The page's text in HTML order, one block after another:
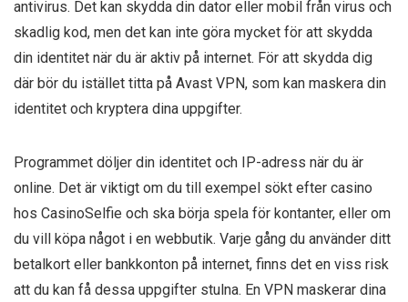
antivirus. Det kan skydda din dator eller mobil från virus och
skadlig kod, men det kan inte göra mycket för att skydda
din identitet när du är aktiv på internet. För att skydda dig
där bör du istället titta på Avast VPN, som kan maskera din
identitet och kryptera dina uppgifter.
Programmet döljer din identitet och IP-adress när du är
online. Det är viktigt om du till exempel sökt efter casino
hos CasinoSelfie och ska börja spela för kontanter, eller om
du vill köpa något i en webbutik. Varje gång du använder ditt
betalkort eller bankkonton på internet, finns det en viss risk
att du kan få dessa uppgifter stulna. En VPN maskerar dina